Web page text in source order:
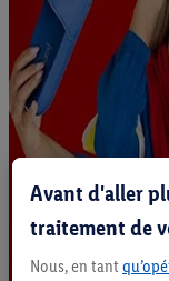
Avant d'aller
traitement de
Nous, en tant